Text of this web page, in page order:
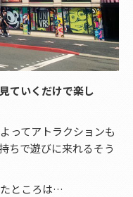
ていくだけで楽し
ってアトラクションも
ちで遊びに来れるそう
ところは…